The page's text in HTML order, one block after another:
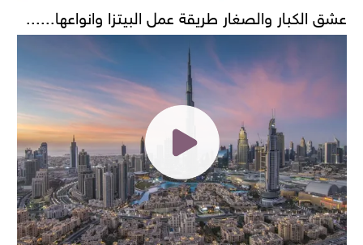
عشق الكبار والصغار طريقة عمل البيتزا وانواعها......